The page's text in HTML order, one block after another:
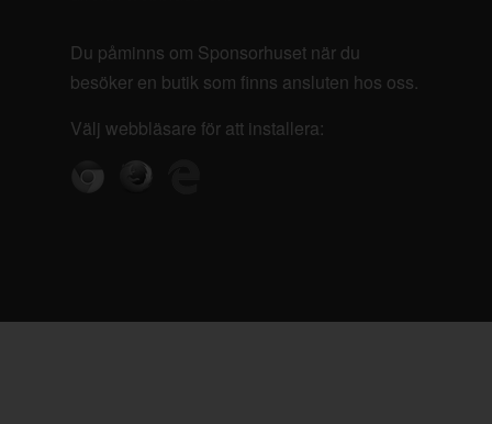
Du påminns om Sponsorhuset när du
besöker en butik som finns ansluten hos oss.
Välj webbläsare för att installera: